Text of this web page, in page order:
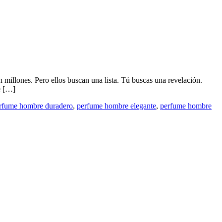
Pero ellos buscan una lista. Tú buscas una revelación.
[…]
hombre duradero, perfume hombre elegante, perfume hombre